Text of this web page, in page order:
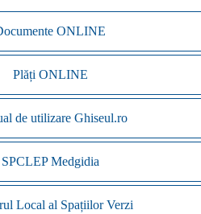
ONLINE
Plăți ONLINE
de utilizare Ghiseul.ro
SPCLEP Medgidia
Local al Spațiilor Verzi